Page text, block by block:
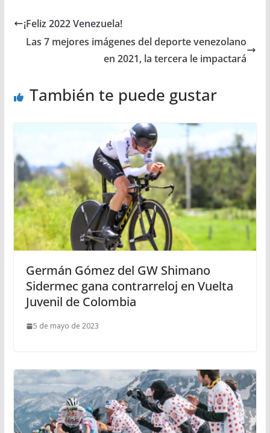
¡Feliz 2022 Venezuela!
Las 7 mejores imágenes del deporte venezolano
en 2021, la tercera le impactará
También te puede gustar
Germán Gómez del GW Shimano
Sidermec gana contrarreloj en Vuelta
Juvenil de Colombia
5 de mayo de 2023